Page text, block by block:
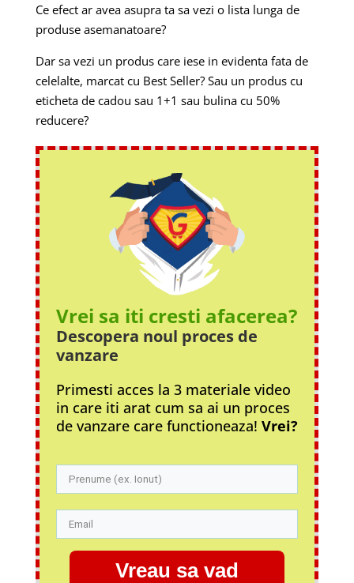
Ce efect ar avea asupra ta sa vezi o lista lunga de
produse asemanatoare?
Dar sa vezi un produs care iese in evidenta fata de
celelalte, marcat cu Best Seller? Sau un produs cu
eticheta de cadou sau 1+1 sau bulina cu 50%
reducere?
Vrei sa iti cresti afacerea?
Descopera noul procesde
vanzare
Primesti acces la 3 materiale video
in care iti arat cum sa ai un proces
de vanzare care functioneaza! Vrei?
Vreau sa vad